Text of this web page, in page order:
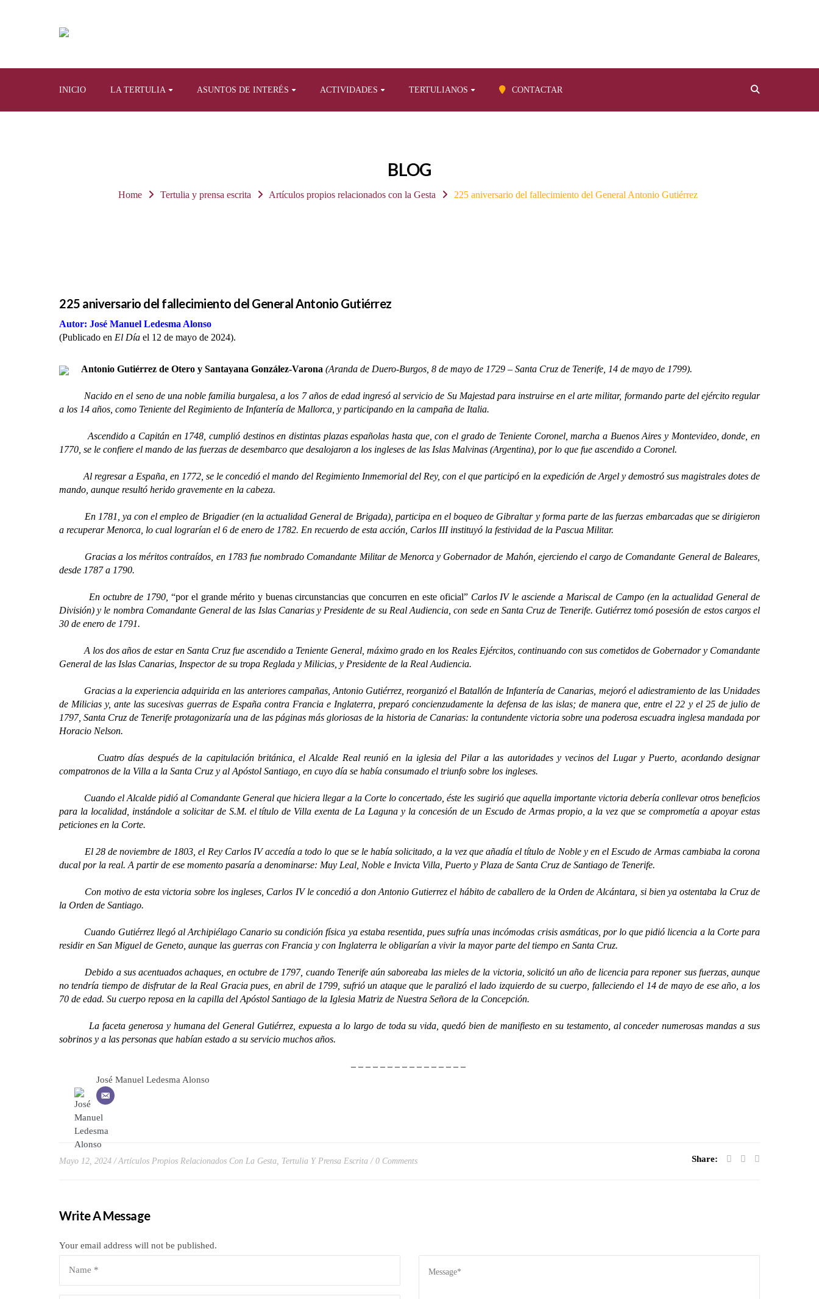
INICIO LA TERTULIA ASUNTOS DE INTERÉS ACTIVIDADES TERTULIANOS CONTACTAR
BLOG
Home Tertulia y prensa escrita Artículos propios relacionados con la Gesta 225 aniversario del fallecimiento del General Antonio Gutiérrez
225 aniversario del fallecimiento del General Antonio Gutiérrez
Autor: José Manuel Ledesma Alonso
(Publicado en El Día el 12 de mayo de 2024).
Antonio Gutiérrez de Otero y Santayana González-Varona (Aranda de Duero-Burgos, 8 de mayo de 1729 – Santa Cruz de Tenerife, 14 de mayo de 1799).
Nacido en el seno de una noble familia burgalesa, a los 7 años de edad ingresó al servicio de Su Majestad para instruirse en el arte militar, formando parte del ejército regular
a los 14 años, como Teniente del Regimiento de Infantería de Mallorca, y participando en la campaña de Italia.
Ascendido a Capitán en 1748, cumplió destinos en distintas plazas españolas hasta que, con el grado de Teniente Coronel, marcha a Buenos Aires y Montevideo, donde, en
1770, se le confiere el mando de las fuerzas de desembarco que desalojaron a los ingleses de las Islas Malvinas (Argentina), por lo que fue ascendido a Coronel.
Al regresar a España, en 1772, se le concedió el mando del Regimiento Inmemorial del Rey, con el que participó en la expedición de Argel y demostró sus magistrales dotes de
mando, aunque resultó herido gravemente en la cabeza.
En 1781, ya con el empleo de Brigadier (en la actualidad General de Brigada), participa en el boqueo de Gibraltar y forma parte de las fuerzas embarcadas que se dirigieron
a recuperar Menorca, lo cual lograrían el 6 de enero de 1782. En recuerdo de esta acción, Carlos III instituyó la festividad de la Pascua Militar.
Gracias a los méritos contraídos, en 1783 fue nombrado Comandante Militar de Menorca y Gobernador de Mahón, ejerciendo el cargo de Comandante General de Baleares,
desde 1787 a 1790.
En octubre de 1790,“por el grande mérito y buenas circunstancias que concurren en este oficial”Carlos IV le asciende a Mariscal de Campo (en la actualidad General de
División) y le nombra Comandante General de las Islas Canarias y Presidente de su Real Audiencia, con sede en Santa Cruz de Tenerife. Gutiérrez tomó posesión de estos cargos el
30 de enero de 1791.
A los dos años de estar en Santa Cruz fue ascendido a Teniente General, máximo grado en los Reales Ejércitos, continuando con sus cometidos de Gobernador y Comandante
General de las Islas Canarias, Inspector de su tropa Reglada y Milicias, y Presidente de la Real Audiencia.
Gracias a la experiencia adquirida en las anteriores campañas, Antonio Gutiérrez, reorganizó el Batallón de Infantería de Canarias, mejoró el adiestramiento de las Unidades
de Milicias y, ante las sucesivas guerras de España contra Francia e Inglaterra, preparó concienzudamente la defensa de las islas; de manera que, entre el 22 y el 25 de julio de
1797, Santa Cruz de Tenerife protagonizaría una de las páginas más gloriosas de la historia de Canarias: la contundente victoria sobre una poderosa escuadra inglesa mandada por
Horacio Nelson.
Cuatro días después de la capitulación británica, el Alcalde Real reunió en la iglesia del Pilar a las autoridades y vecinos del Lugar y Puerto, acordando designar
compatronos de la Villa a la Santa Cruz y al Apóstol Santiago, en cuyo día se había consumado el triunfo sobre los ingleses.
Cuando el Alcalde pidió al Comandante General que hiciera llegar a la Corte lo concertado, éste les sugirió que aquella importante victoria debería conllevar otros beneficios
para la localidad, instándole a solicitar de S.M. el título de Villa exenta de La Laguna y la concesión de un Escudo de Armas propio, a la vez que se comprometía a apoyar estas
peticiones en la Corte.
El 28 de noviembre de 1803, el Rey Carlos IV accedía a todo lo que se le había solicitado, a la vez que añadía el título de Noble y en el Escudo de Armas cambiaba la corona
ducal por la real. A partir de ese momento pasaría a denominarse: Muy Leal, Noble e Invicta Villa, Puerto y Plaza de Santa Cruz de Santiago de Tenerife.
Con motivo de esta victoria sobre los ingleses, Carlos IV le concedió a don Antonio Gutierrez el hábito de caballero de la Orden de Alcántara, si bien ya ostentaba la Cruz de
la Orden de Santiago.
Cuando Gutiérrez llegó al Archipiélago Canario su condición física ya estaba resentida, pues sufría unas incómodas crisis asmáticas, por lo que pidió licencia a la Corte para
residir en San Miguel de Geneto, aunque las guerras con Francia y con Inglaterra le obligarían a vivir la mayor parte del tiempo en Santa Cruz.
Debido a sus acentuados achaques, en octubre de 1797, cuando Tenerife aún saboreaba las mieles de la victoria, solicitó un año de licencia para reponer sus fuerzas, aunque
no tendría tiempo de disfrutar de la Real Gracia pues, en abril de 1799, sufrió un ataque que le paralizó el lado izquierdo de su cuerpo, falleciendo el 14 de mayo de ese año, a los
70 de edad. Su cuerpo reposa en la capilla del Apóstol Santiago de la Iglesia Matriz de Nuestra Señora de la Concepción.
La faceta generosa y humana del General Gutiérrez, expuesta a lo largo de toda su vida, quedó bien de manifiesto en su testamento, al conceder numerosas mandas a sus
sobrinos y a las personas que habían estado a su servicio muchos años.
– – – – – – – – – – – – – – – –
José Manuel Ledesma Alonso
Mayo 12, 2024 Artículos Propios Relacionados Con La Gesta Tertulia Y Prensa Escrita 0 Comments Share:
Write A Message
Your email address will not be published.